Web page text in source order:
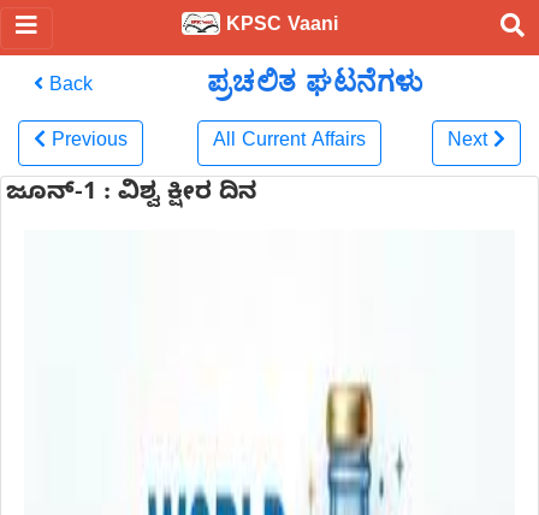
KPSC Vaani
Back ಪ್ರಚಲಿತ ಘಟನೆಗಳು
Previous All Current Affairs Next
ಜೂನ್-1 : ವಿಶ್ವ ಕ್ಷೀರ ದಿನ